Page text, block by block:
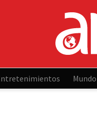
Mundo